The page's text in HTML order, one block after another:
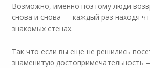
Возможно, именно поэтому люди
снова и снова — каждый раз находя
знакомых стенах.
Так что если вы еще не решились
знаменитую достопримечательность